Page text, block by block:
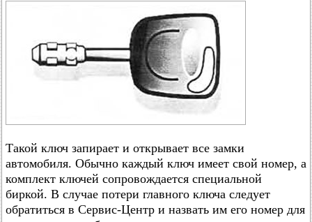
Такой ключ запирает и открывает все замки
автомобиля. Обычно каждый ключ имеет свой номер, а
комплект ключей сопровождается специальной
биркой. В случае потери главного ключа следует
обратиться в Сервис-Центр и назвать им его номер для